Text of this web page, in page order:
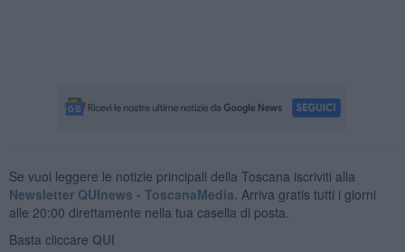
Se vuoi leggere le notizie principali della Toscana iscriviti alla
Newsletter QUInews - ToscanaMedia. Arriva gratis tutti i giorni
alle 20:00 direttamente nella tua casella di posta.
Basta cliccare QUI